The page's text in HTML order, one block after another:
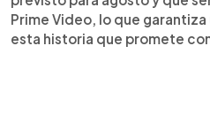
Prime Video, lo que
esta historia que promete